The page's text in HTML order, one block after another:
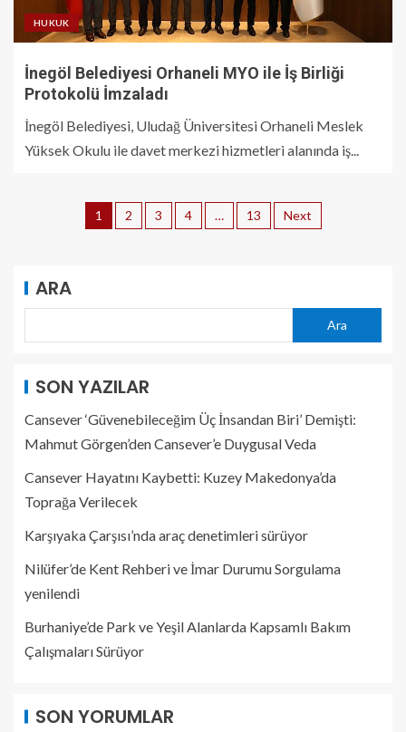
HUKUK
İnegöl Belediyesi Orhaneli MYO ile İş Birliği
Protokolü İmzaladı
İnegöl Belediyesi, Uludağ Üniversitesi Orhaneli Meslek
Yüksek Okulu ile davet merkezi hizmetleri alanında iş...
1 2 3 4 … 13 Next
ARA
Ara
SON YAZILAR
Cansever ‘Güvenebileceğim Üç İnsandan Biri’ Demişti:
Mahmut Görgen’den Cansever’e Duygusal Veda
Cansever Hayatını Kaybetti: Kuzey Makedonya’da
Toprağa Verilecek
Karşıyaka Çarşısı’nda araç denetimleri sürüyor
Nilüfer’de Kent Rehberi ve İmar Durumu Sorgulama
yenilendi
Burhaniye’de Park ve Yeşil Alanlarda Kapsamlı Bakım
Çalışmaları Sürüyor
SON YORUMLAR